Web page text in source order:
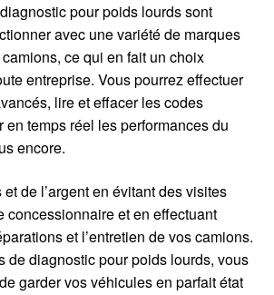
pour poids lourds sont
avec une variété de marques
ce qui en fait un choix
entreprise. Vous pourrez effectuer
lire et effacer les codes
en temps réel les performances du
encore.
de l’argent en évitant des visites
concessionnaire et en effectuant
et l’entretien de vos camions.
de diagnostic pour poids lourds, vous
garder vos véhicules en parfait état